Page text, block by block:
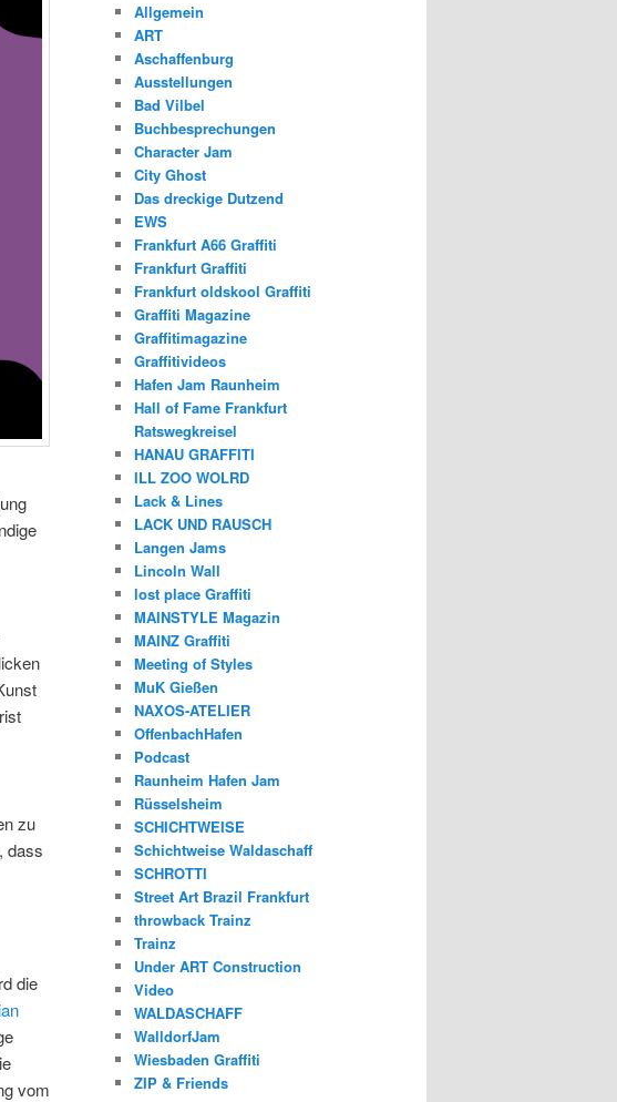
zu
dass
die
vom
Allgemein
ART
Aschaffenburg
Ausstellungen
Bad Vilbel
Buchbesprechungen
Character Jam
City Ghost
Das dreckige Dutzend
EWS
Frankfurt A66 Graffiti
Frankfurt Graffiti
Frankfurt oldskool Graffiti
Graffiti Magazine
Graffitimagazine
Graffitivideos
Hafen Jam Raunheim
Hall of Fame Frankfurt
Ratswegkreisel
HANAU GRAFFITI
ILL ZOO WOLRD
Lack & Lines
LACK UND RAUSCH
Langen Jams
Lincoln Wall
lost place Graffiti
MAINSTYLE Magazin
MAINZ Graffiti
Meeting of Styles
MuK Gießen
NAXOS-ATELIER
OffenbachHafen
Podcast
Raunheim Hafen Jam
Rüsselsheim
SCHICHTWEISE
Schichtweise Waldaschaff
SCHROTTI
Street Art Brazil Frankfurt
throwback Trainz
Trainz
Under ART Construction
Video
WALDASCHAFF
WalldorfJam
Wiesbaden Graffiti
ZIP & Friends